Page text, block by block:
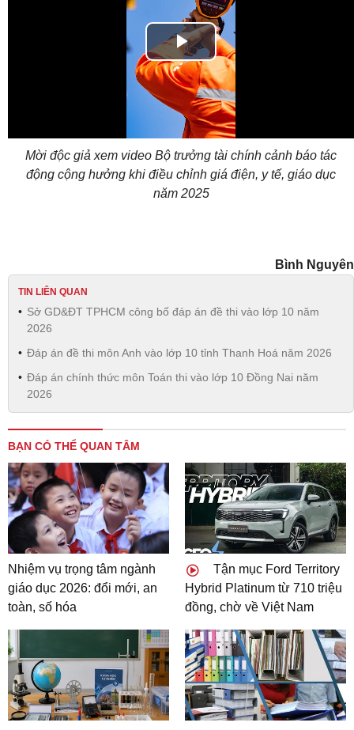
Play
Video
Mời độc giả xem video Bộ trưởng tài chính cảnh báo tác
động cộng hưởng khi điều chỉnh giá điện, y tế, giáo dục
năm 2025
Bình Nguyên
TIN LIÊN QUAN
Sở GD&ĐT TPHCM công bố đáp án đề thi vào lớp 10 năm
2026
Đáp án đề thi môn Anh vào lớp 10 tỉnh Thanh Hoá năm 2026
Đáp án chính thức môn Toán thi vào lớp 10 Đồng Nai năm
2026
BẠN CÓ THỂ QUAN TÂM
Nhiệm vụ trọng tâm ngành
giáo dục 2026: đổi mới, an
toàn, số hóa
Tận mục Ford Territory
Hybrid Platinum từ 710 triệu
đồng, chờ về Việt Nam